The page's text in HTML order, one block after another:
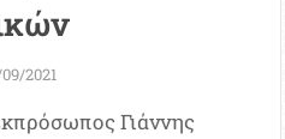
2021
Γιάννης